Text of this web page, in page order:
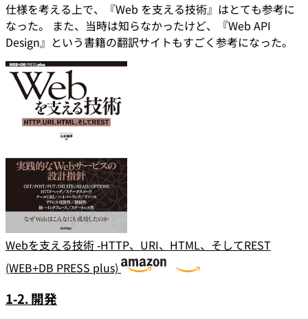
仕様を考える上で、『Web を支える技術』はとても参考に
なった。 また、当時は知らなかったけど、『Web API
Design』という書籍の翻訳サイトもすごく参考になった。
Webを支える技術 -HTTP、URI、HTML、そしてREST
(WEB+DB PRESS plus)
1-2. 開発